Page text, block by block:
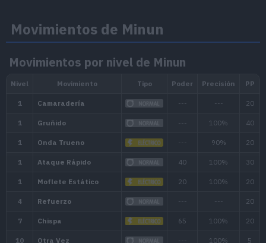
Diamante Brillante Jardín Trofeo
Perla Reluciente Jardín Trofeo
Entrenadores Ver entrenadores
Movimientos de Minun
Movimientos por nivel de Minun